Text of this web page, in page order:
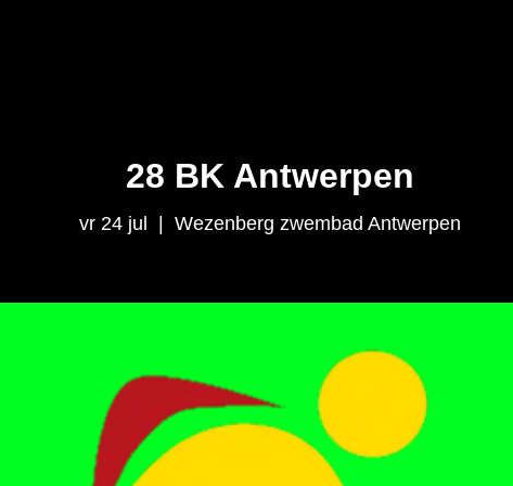
28 BK Antwerpen
vr 24 jul
  |
Wezenberg zwembad Antwerpen